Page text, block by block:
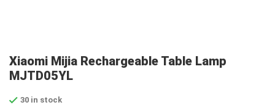
Xiaomi Mijia Rechargeable Table Lamp
MJTD05YL
30 in stock